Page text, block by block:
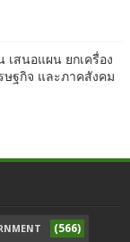
สนอแผน ยกเครื่อง
ษฐกิจ และภาคสังคม
(566)